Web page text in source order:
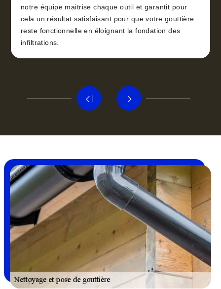
notre équipe maitrise chaque outil et garantit pour
cela un résultat satisfaisant pour que votre gouttière
reste fonctionnelle en éloignant la fondation des
infiltrations.